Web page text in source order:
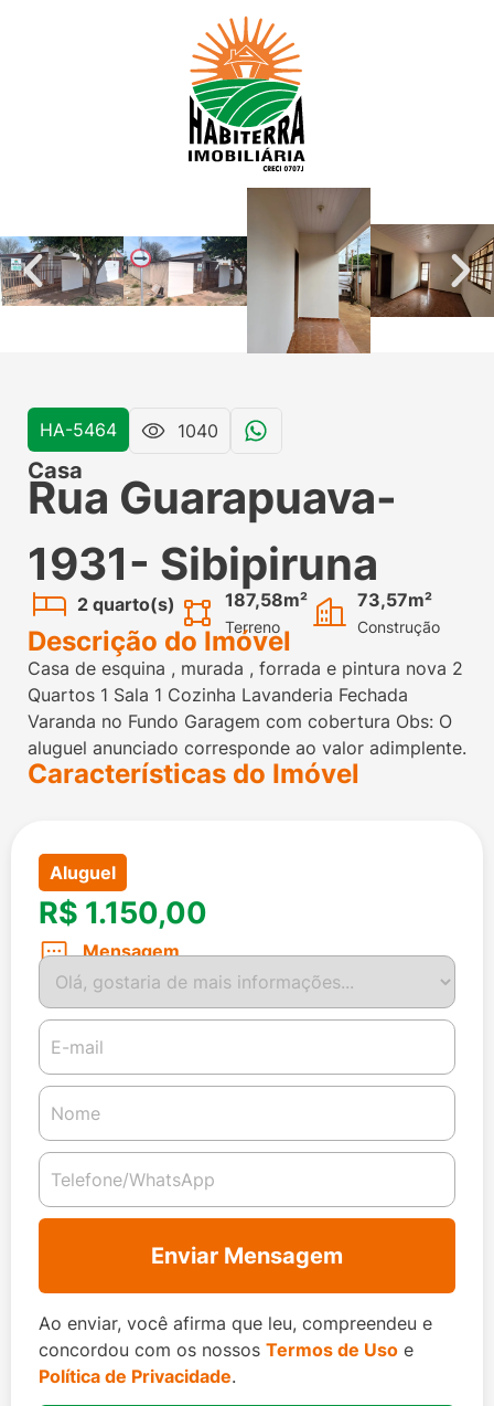
HA-5464 1040
Casa
Rua Guarapuava-
1931- Sibipiruna
2 quarto(s) 187,58m²
Terreno
73,57m²
Construção
Descrição do Imóvel
Casa de esquina , murada , forrada e pintura nova 2
Quartos 1 Sala 1 Cozinha Lavanderia Fechada
Varanda no Fundo Garagem com cobertura Obs: O
aluguel anunciado corresponde ao valor adimplente.
Características do Imóvel
Aluguel
R$ 1.150,00
Mensagem
Enviar Mensagem
Ao enviar, você afirma que leu, compreendeu e
concordou com os nossos Termos de Uso e
Política de Privacidade.